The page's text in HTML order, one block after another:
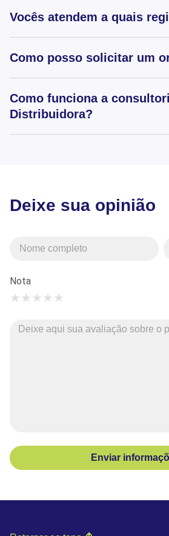
Vocês atendem a quais
Como posso solicitar um
Como funciona a
Distribuidora?
Deixe sua opinião
Nota
★
★
★
★
★
Enviar